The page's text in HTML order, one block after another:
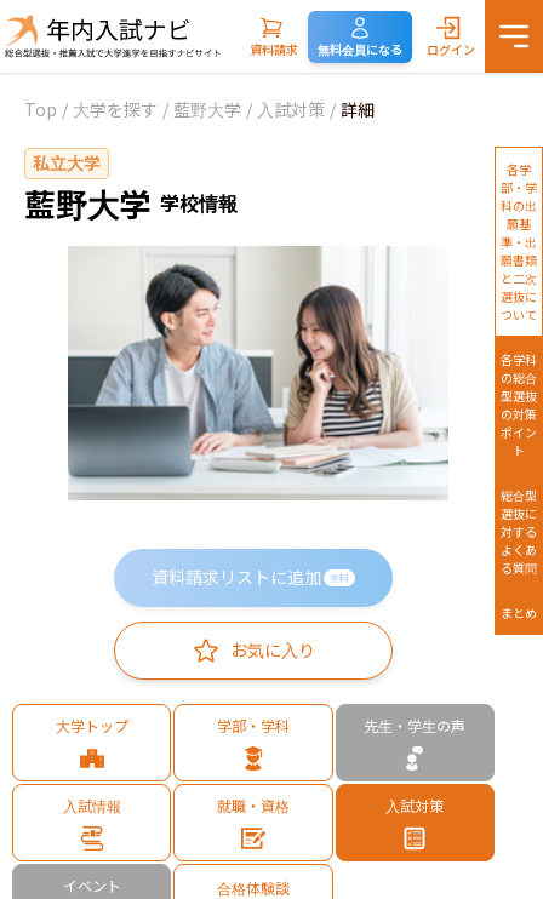
資料請求 無料会員になる ログイン
Top / 大学を探す / 藍野大学 / 入試対策 / 詳細
私立大学
藍野大学 学校情報
資料請求リストに追加 無料
お気に入り
大学トップ 学部・学科 先生・学生の声
入試情報 就職・資格 入試対策
イベント 合格体験談
各学
部・学
科の出
願基
準・出
願書類
と二次
選抜に
ついて
各学科
の総合
型選抜
の対策
ポイン
ト
総合型
選抜に
対する
よくあ
る質問
まとめ